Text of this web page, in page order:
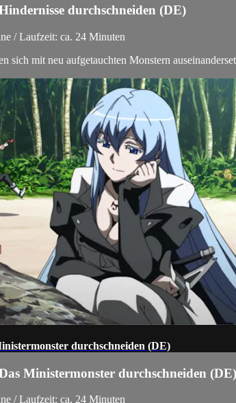
durchschneiden (DE)
/ Laufzeit: ca. 24 Minuten
sich mit neu aufgetauchten Monstern
durchschneiden (DE)
Ministermonster durchschneiden (DE)
/ Laufzeit: ca. 24 Minuten